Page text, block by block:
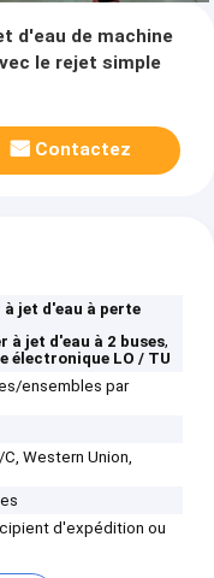
d'eau de machine
le rejet simple
Contactez
jet d'eau à perte
à jet d'eau à 2 buses,
électronique LO / TU
ensembles par
Western Union,
d'expédition ou